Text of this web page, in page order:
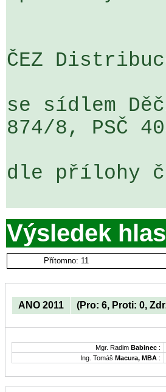
ČEZ
se sídlem
874/8, PSČ
dle přílohy
Výsledek
Přítomno: 11
ANO 2011 (Pro: 6, Proti: 0,
Mgr. Radim Babinec :
Ing. Tomáš Macura, MBA :